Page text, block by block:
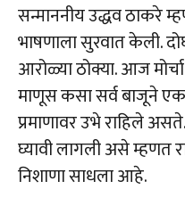
सन्माननीय उद्धव ठाकरे
भाषणाला सुरवात केली.
आरोळ्या ठोक्या. आज
माणूस कसा सर्व बाजूने
प्रमाणावर उभे राहिले
घ्यावी लागली असे म्हणत
निशाणा साधला आहे.